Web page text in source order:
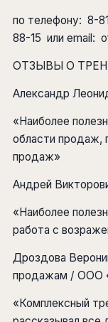
по телефону: 8-
88-15 или email:
ОТЗЫВЫ О
Александр
«Наиболее
области продаж,
продаж»
Андрей
«Наиболее
работа с
Дроздова
продажам / ООО
«Комплексный